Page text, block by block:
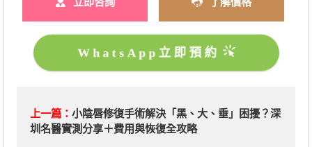
WhatsApp立即預約
上一篇： 小陰唇修復手術解決「黑、大、垂」困擾？深
圳名醫實測分享＋費用與恢復全攻略